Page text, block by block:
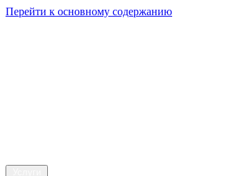
Перейти к основному содержанию